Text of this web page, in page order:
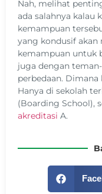
Nah, melihat
ada salahnya kalau
kemampuan
yang kondusif
kemampuan untuk
juga dengan
perbedaan.
Hanya di sekolah
(Boarding School),
akreditasi A.